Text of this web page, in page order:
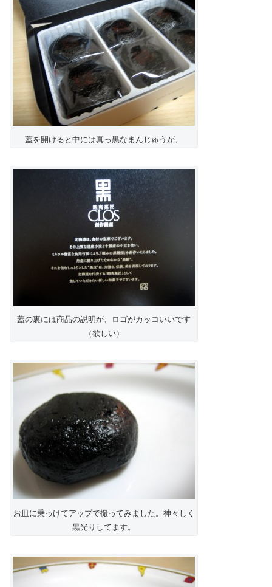
蓋を開けると中には真っ黒なまんじゅうが、
蓋の裏には商品の説明が、ロゴがカッコいいです
（欲しい）
お皿に乗っけてアップで撮ってみました。神々しく
黒光りしてます。